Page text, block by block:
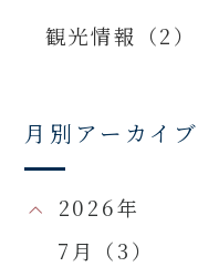
観光情報（2）
月別アーカイブ
2026年
7月（3）